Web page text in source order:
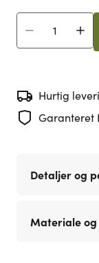
Antal
Hurtig
Garanteret
Detaljer og
Materiale og